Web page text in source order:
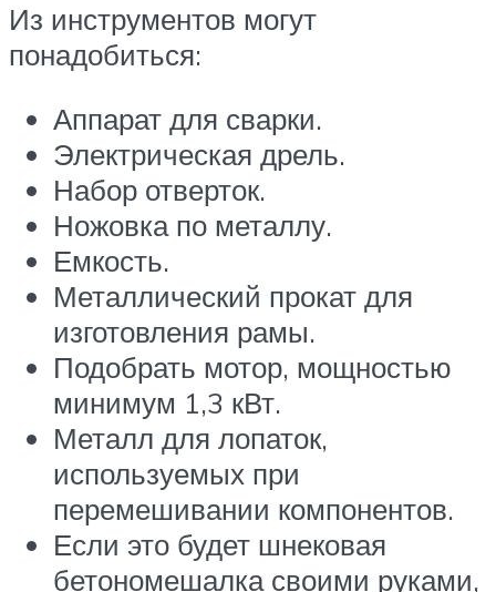
Из инструментов могут
понадобиться:
Аппарат для сварки.
Электрическая дрель.
Набор отверток.
Ножовка по металлу.
Емкость.
Металлический прокат для
изготовления рамы.
Подобрать мотор, мощностью
минимум 1,3 кВт.
Металл для лопаток,
используемых при
перемешивании компонентов.
Если это будет шнековая
бетономешалка своими руками,